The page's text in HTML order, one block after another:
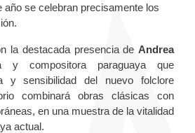
año se celebran precisamente los
la destacada presencia de Andrea
y compositora paraguaya que
y sensibilidad del nuevo folclore
combinará obras clásicas con
en una muestra de la vitalidad
actual.